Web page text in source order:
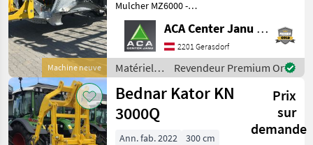
Machine neuve
Mulcher MZ6000 -
Deichseluntenanhängung
mit Zugöse 40mm -
Schreitachse - Mais- und
Grasmesser -
Abdeckplatten für Rahmen
außen - Gegensch
ACA Center Janu GmbH
2201 Gerasdorf
Matériels
de semis /
Bednar
Revendeur Premium Or
Bednar Kator KN
3000Q
Prix
sur
demande
Ann. fab. 2022
300 cm